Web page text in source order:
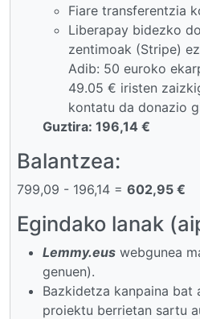
Fiare transferentzia
Liberapay bidezko
zentimoak (Stripe)
Adib: 50 euroko
49.05 € iristen
kontatu da donazio
Guztira: 196,14 €
Balantzea:
799,09 - 196,14 = 602,95 €
Egindako lanak
Lemmy.eus webgunea
genuen).
Bazkidetza kanpaina bat
proiektu berrietan sartu